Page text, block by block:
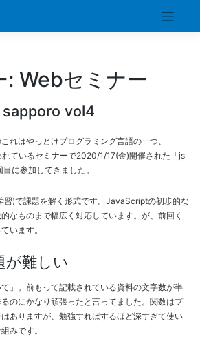
: Webセミナー
vol4
れはやっとけプログラミング言語の一つ、
ているセミナーで2020/1/17(金)開催された「js
に参加してきました。
習)で課題を解く形式です。JavaScriptの初歩的な
なものまで幅広く対応しています。が、前回く
います。
が難しい
」。前もって記載されている資料の文字数が半
のにかなり頑張ったと言ってました。関数はプ
ありますが、勉強すればするほど深すぎて使い
みです。